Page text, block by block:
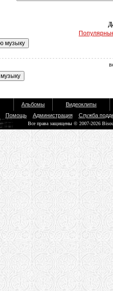
Альбомы
Видеоклипы
Помощь Администрация Служба
Все права защищены © 2007-2026